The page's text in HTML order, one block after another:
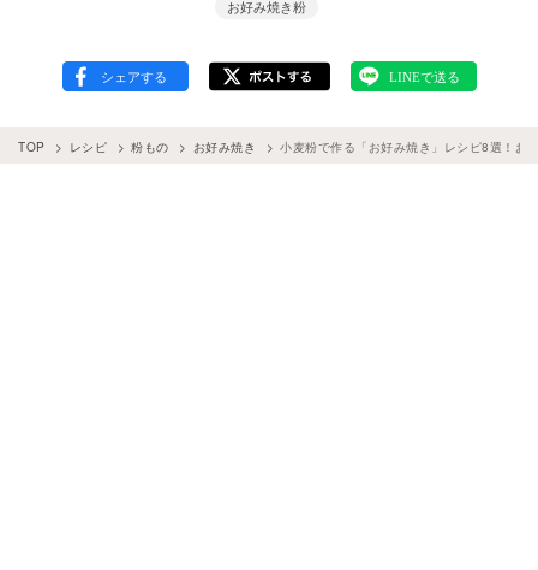
お好み焼き粉
TOP レシピ 粉もの お好み焼き 小麦粉で作る「お好み焼き」レシピ8選！お